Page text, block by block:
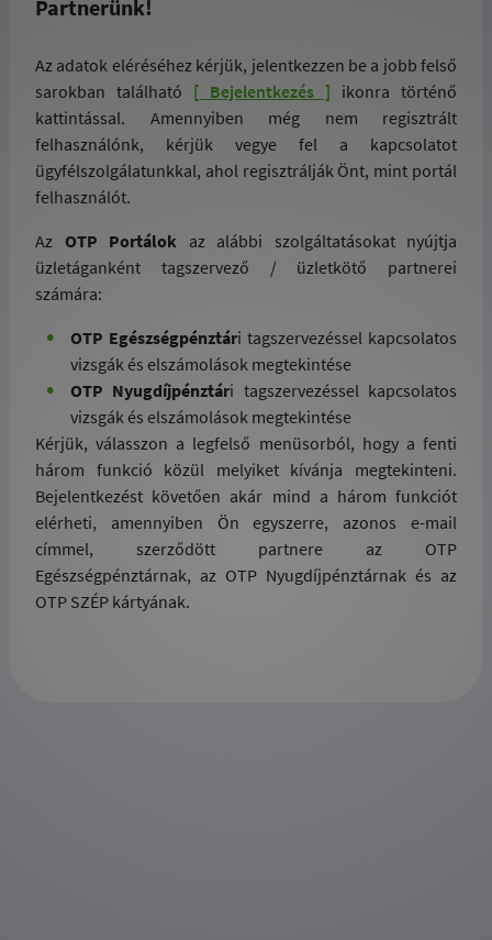
Partnerünk!
Az adatok eléréséhez kérjük, jelentkezzen be a jobb felső
sarokban található [ Bejelentkezés ] ikonra történő
kattintással. Amennyiben még nem regisztrált
felhasználónk, kérjük vegye fel a kapcsolatot
ügyfélszolgálatunkkal, ahol regisztrálják Önt, mint portál
felhasználót.
Az OTP Portálok az alábbi szolgáltatásokat nyújtja
üzletáganként tagszervező / üzletkötő partnerei
számára:
OTP Egészségpénztári tagszervezéssel kapcsolatos
vizsgák és elszámolások megtekintése
OTP Nyugdíjpénztári tagszervezéssel kapcsolatos
vizsgák és elszámolások megtekintése
Kérjük, válasszon a legfelső menüsorból, hogy a fenti
három funkció közül melyiket kívánja megtekinteni.
Bejelentkezést követően akár mind a három funkciót
elérheti, amennyiben Ön egyszerre, azonos e-mail
címmel, szerződött partnere az OTP
Egészségpénztárnak, az OTP Nyugdíjpénztárnak és az
OTP SZÉP kártyának.